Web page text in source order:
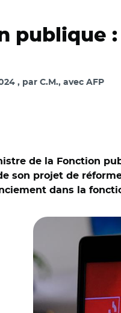
publique
par C.M., avec AFP
de la Fonction
son projet de
dans la